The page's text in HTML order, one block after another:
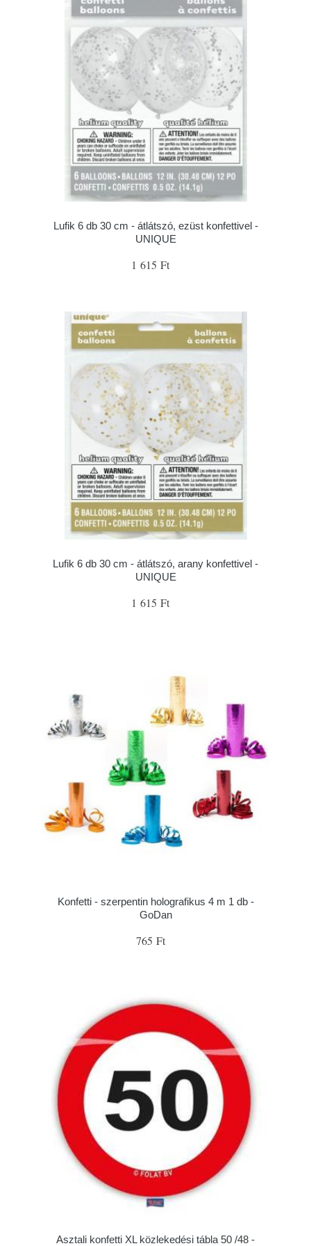
Lufik 6 db 30 cm - átlátszó, ezüst konfettivel -
UNIQUE
1 615 Ft
Lufik 6 db 30 cm - átlátszó, arany konfettivel -
UNIQUE
1 615 Ft
Konfetti - szerpentin holografikus 4 m 1 db -
GoDan
765 Ft
Asztali konfetti XL közlekedési tábla 50 /48 -